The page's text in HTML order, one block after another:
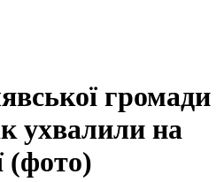
громади
ухвалили на
(фото)